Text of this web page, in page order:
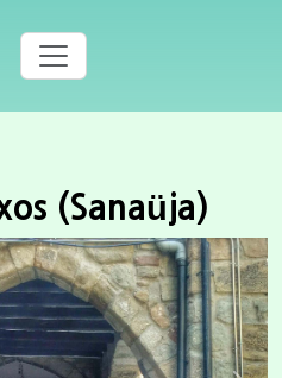
(Sanaüja)